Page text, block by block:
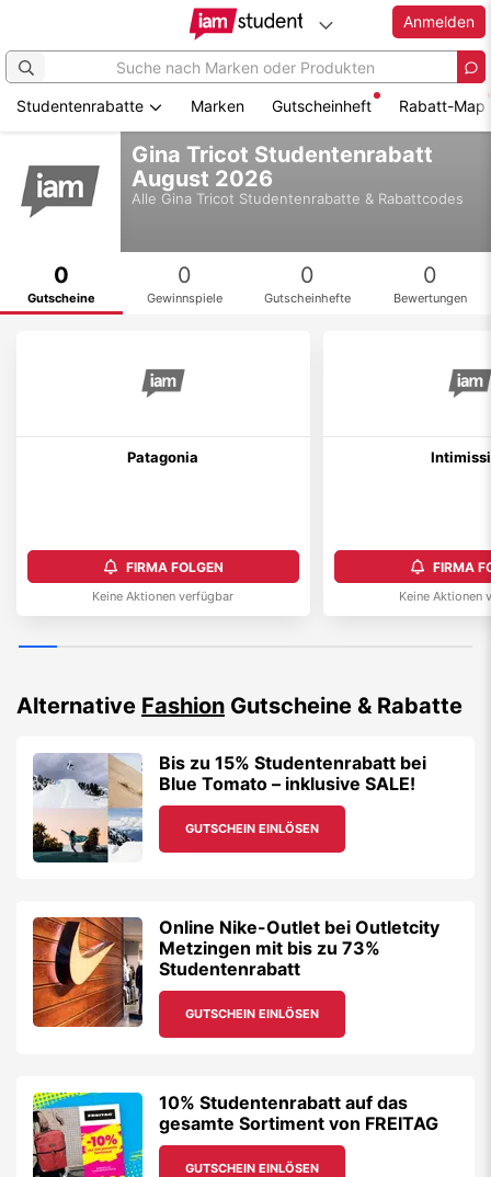
Hauptinhalt
springen
Anmelden
Studentenrabatte Marken Gutscheinheft Rabatt-Map
Gina Tricot Studentenrabatt
August 2026
Alle Gina Tricot Studentenrabatte & Rabattcodes
0
Gutscheine
0
Gewinnspiele
0
Gutscheinhefte
0
Bewertungen
Patagonia
FIRMA FOLGEN
Keine Aktionen verfügbar
FIRMA
Keine Aktionen
Alternative Fashion Gutscheine & Rabatte
Bis zu 15% Studentenrabatt bei
Blue Tomato – inklusive SALE!
GUTSCHEIN EINLÖSEN
Online Nike-Outlet bei Outletcity
Metzingen mit bis zu 73%
Studentenrabatt
GUTSCHEIN EINLÖSEN
10% Studentenrabatt auf das
gesamte Sortiment von FREITAG
GUTSCHEIN EINLÖSEN